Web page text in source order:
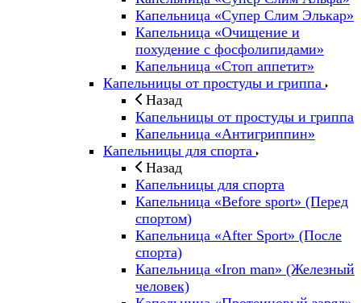
Капельница «Супер Слим Элькар»
Капельница «Очищение и
похудение с фосфолипидами»
Капельница «Стоп аппетит»
Капельницы от простуды и гриппа
Назад
Капельницы от простуды и гриппа
Капельница «Антигриппин»
Капельницы для спорта
Назад
Капельницы для спорта
Капельница «Before sport» (Перед
спортом)
Капельница «After Sport» (После
спорта)
Капельница «Iron man» (Железный
человек)